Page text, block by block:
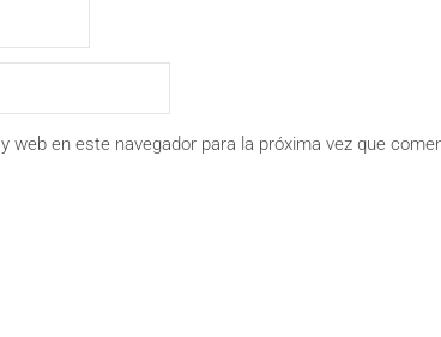
web en este navegador para la próxima vez que